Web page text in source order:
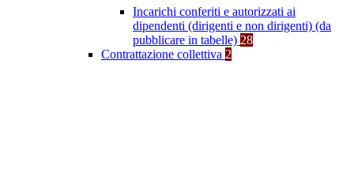
Incarichi conferiti e autorizzati ai
dipendenti (dirigenti e non dirigenti) (da
pubblicare in tabelle) 28
Contrattazione collettiva 2